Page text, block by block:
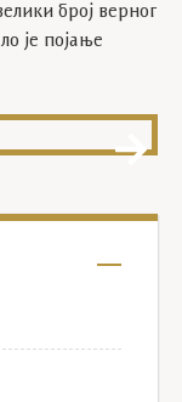
број верног
је појање